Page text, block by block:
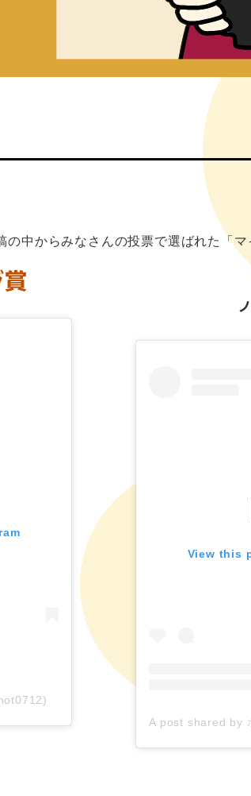
中からみなさんの投票で選ばれた「
View this